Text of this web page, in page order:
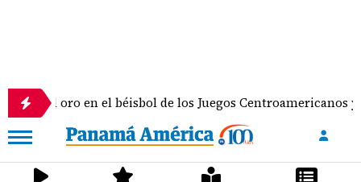
en el béisbol de los Juegos Centroamericanos y del Caribe